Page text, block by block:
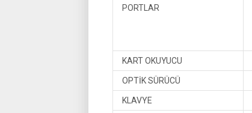
PORTLAR
KART OKUYUCU
OPTİK SÜRÜCÜ
KLAVYE